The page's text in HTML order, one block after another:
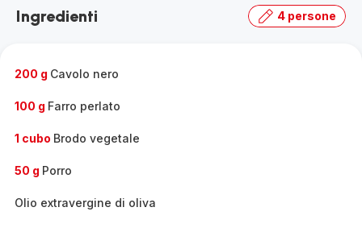
la
Ingredienti 4 persone
200 g Cavolo nero
100 g Farro perlato
1 cubo Brodo vegetale
50 g Porro
Olio extravergine di oliva